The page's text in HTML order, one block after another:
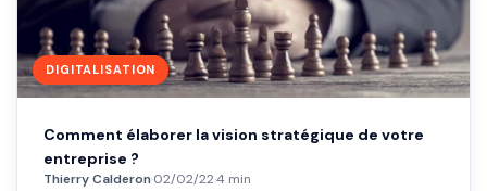
DIGITALISATION
Comment élaborer la vision stratégique de votre
entreprise ?
Thierry Calderon·02/02/22·4 min